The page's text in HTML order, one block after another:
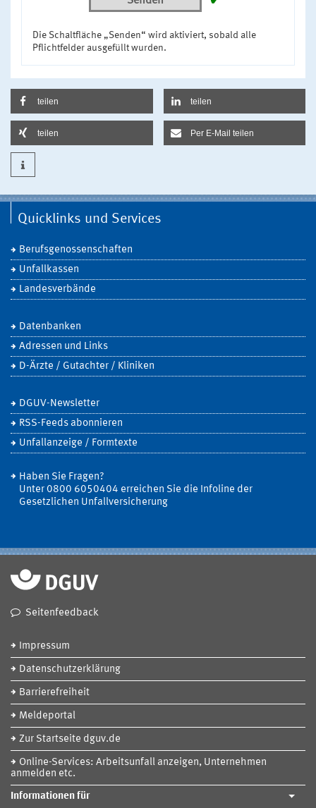
Die Schaltfläche „Senden“ wird aktiviert, sobald alle
Pflichtfelder ausgefüllt wurden.
teilen teilen
teilen Per E-Mail teilen
Quicklinks und Services
Berufsgenossenschaften
Unfallkassen
Landesverbände
Datenbanken
Adressen und Links
D-Ärzte / Gutachter / Kliniken
DGUV-Newsletter
RSS-Feeds abonnieren
Unfallanzeige / Formtexte
Haben Sie Fragen?
Unter 0800 6050404 erreichen Sie die Infoline der
Gesetzlichen Unfallversicherung
Seitenfeedback
Impressum
Datenschutzerklärung
Barrierefreiheit
Meldeportal
Zur Startseite dguv.de
Online-Services: Arbeitsunfall anzeigen, Unternehmen
anmelden etc.
Informationen für